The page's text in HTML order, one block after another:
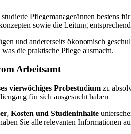
Pflegemanager/innen bestens
sowie die Leitung
und andererseits ökonomisch
die praktische Pflege ausmacht.
Arbeitsamt
vierwöchiges Probestudium zu
für sich ausgesucht haben.
Kosten und Studieninhalte
Sie alle relevanten Informationen